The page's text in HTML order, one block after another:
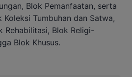
Blok Pemanfaatan, serta
Tumbuhan dan Satwa,
Rehabilitasi, Blok Religi-
Blok Khusus.